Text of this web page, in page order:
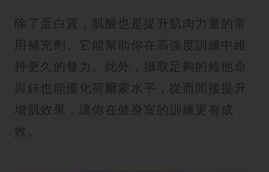
除了蛋白質，肌酸也是提升肌肉力量的常
用補充劑。它能幫助你在高強度訓練中維
持更久的發力。此外，攝取足夠的維他命
與鋅也能優化荷爾蒙水平，從而間接提升
增肌效果，讓你在健身室的訓練更有成
效。